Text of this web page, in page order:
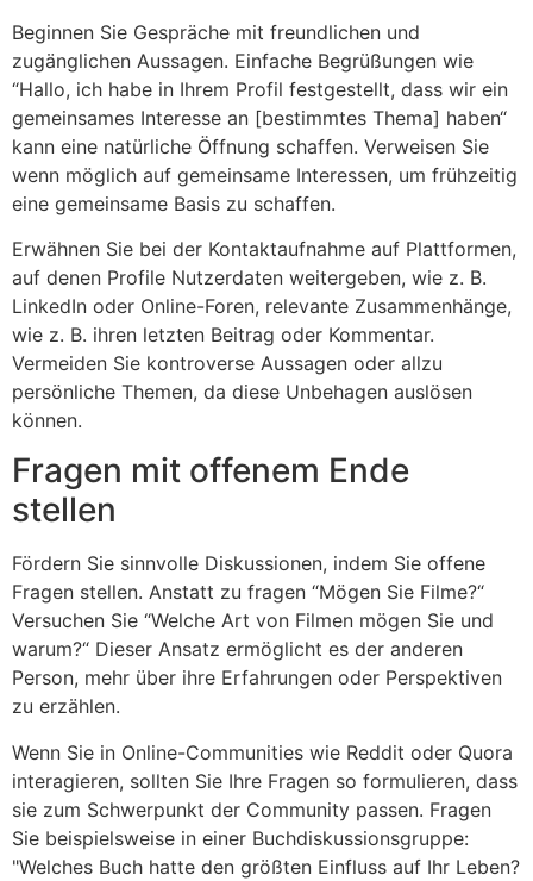
Beginnen Sie Gespräche mit freundlichen und
zugänglichen Aussagen. Einfache Begrüßungen wie
“Hallo, ich habe in Ihrem Profil festgestellt, dass wir ein
gemeinsames Interesse an [bestimmtes Thema] haben“
kann eine natürliche Öffnung schaffen. Verweisen Sie
wenn möglich auf gemeinsame Interessen, um frühzeitig
eine gemeinsame Basis zu schaffen.
Erwähnen Sie bei der Kontaktaufnahme auf Plattformen,
auf denen Profile Nutzerdaten weitergeben, wie z. B.
LinkedIn oder Online-Foren, relevante Zusammenhänge,
wie z. B. ihren letzten Beitrag oder Kommentar.
Vermeiden Sie kontroverse Aussagen oder allzu
persönliche Themen, da diese Unbehagen auslösen
können.
Fragen mit offenem Ende
stellen
Fördern Sie sinnvolle Diskussionen, indem Sie offene
Fragen stellen. Anstatt zu fragen “Mögen Sie Filme?“
Versuchen Sie “Welche Art von Filmen mögen Sie und
warum?“ Dieser Ansatz ermöglicht es der anderen
Person, mehr über ihre Erfahrungen oder Perspektiven
zu erzählen.
Wenn Sie in Online-Communities wie Reddit oder Quora
interagieren, sollten Sie Ihre Fragen so formulieren, dass
sie zum Schwerpunkt der Community passen. Fragen
Sie beispielsweise in einer Buchdiskussionsgruppe:
"Welches Buch hatte den größten Einfluss auf Ihr Leben?